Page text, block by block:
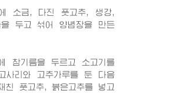
소금, 다진 풋고추, 생강,
두고 섞어 양념장을 만든
참기름을 두르고 소고기를
사리와 고추가루를 둔 다음
친 풋고추, 붉은고추를 넣고